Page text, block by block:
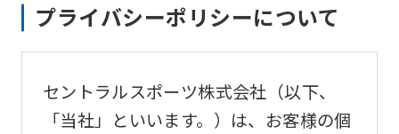
プライバシーポリシーについて
セントラルスポーツ株式会社（以下、
「当社」といいます。）は、お客様の個